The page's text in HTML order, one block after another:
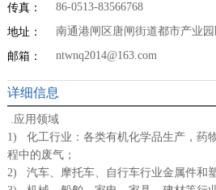
传真： 86-0513-83566768
地址： 南通港闸区唐闸街道都市产业
邮箱： ntwnq2014@163.com
详细信息
.应用领域
1) 化工行业：各类有机化学品生产，药
程中的废气；
2) 汽车、摩托车、自行车行业金属件和